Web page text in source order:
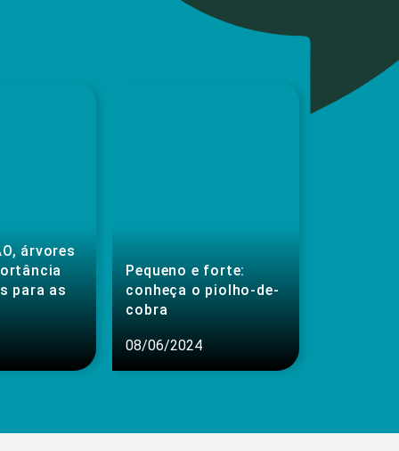
árvores
para as
Pequeno e forte:
conheça o piolho-de-
cobra
08/06/2024